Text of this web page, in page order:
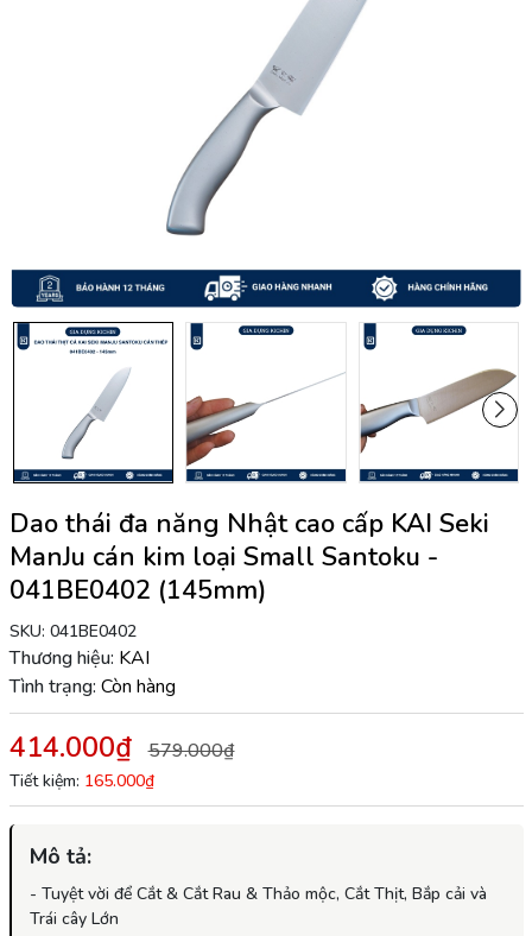
Dao thái đa năng Nhật cao cấp KAI Seki
ManJu cán kim loại Small Santoku -
041BE0402 (145mm)
SKU: 041BE0402
Thương hiệu: KAI
Tình trạng: Còn hàng
414.000₫ 579.000₫
Tiết kiệm: 165.000₫
Mô tả:
- Tuyệt vời để Cắt & Cắt Rau & Thảo mộc, Cắt Thịt, Bắp cải và
Trái cây Lớn